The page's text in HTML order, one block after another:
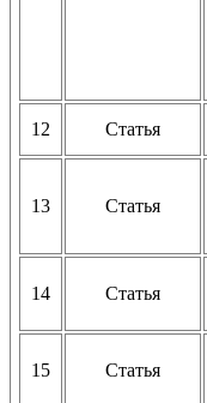
12 Статья
13 Статья
14 Статья
15 Статья